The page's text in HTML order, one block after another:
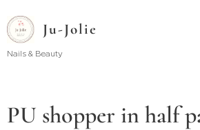
Ju-Jolie
Nails & Beauty
PU shopper in half